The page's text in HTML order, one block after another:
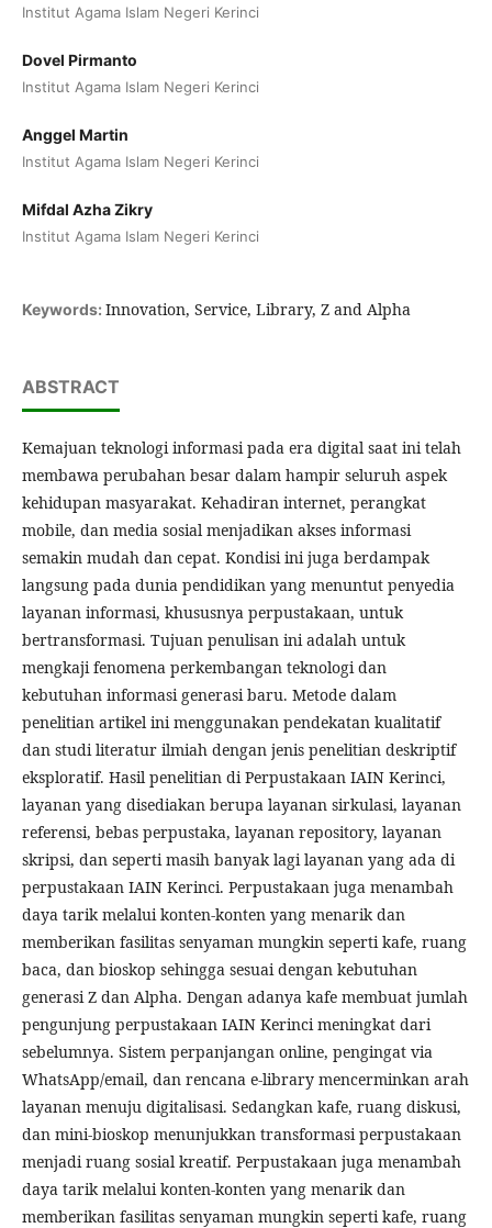
Institut Agama Islam Negeri Kerinci
Dovel Pirmanto
Institut Agama Islam Negeri Kerinci
Anggel Martin
Institut Agama Islam Negeri Kerinci
Mifdal Azha Zikry
Institut Agama Islam Negeri Kerinci
Keywords: Innovation, Service, Library, Z and Alpha
ABSTRACT
Kemajuan teknologi informasi pada era digital saat ini telah
membawa perubahan besar dalam hampir seluruh aspek
kehidupan masyarakat. Kehadiran internet, perangkat
mobile, dan media sosial menjadikan akses informasi
semakin mudah dan cepat. Kondisi ini juga berdampak
langsung pada dunia pendidikan yang menuntut penyedia
layanan informasi, khususnya perpustakaan, untuk
bertransformasi. Tujuan penulisan ini adalah untuk
mengkaji fenomena perkembangan teknologi dan
kebutuhan informasi generasi baru. Metode dalam
penelitian artikel ini menggunakan pendekatan kualitatif
dan studi literatur ilmiah dengan jenis penelitian deskriptif
eksploratif. Hasil penelitian di Perpustakaan IAIN Kerinci,
layanan yang disediakan berupa layanan sirkulasi, layanan
referensi, bebas perpustaka, layanan repository, layanan
skripsi, dan seperti masih banyak lagi layanan yang ada di
perpustakaan IAIN Kerinci. Perpustakaan juga menambah
daya tarik melalui konten-konten yang menarik dan
memberikan fasilitas senyaman mungkin seperti kafe, ruang
baca, dan bioskop sehingga sesuai dengan kebutuhan
generasi Z dan Alpha. Dengan adanya kafe membuat jumlah
pengunjung perpustakaan IAIN Kerinci meningkat dari
sebelumnya. Sistem perpanjangan online, pengingat via
WhatsApp/email, dan rencana e-library mencerminkan arah
layanan menuju digitalisasi. Sedangkan kafe, ruang diskusi,
dan mini-bioskop menunjukkan transformasi perpustakaan
menjadi ruang sosial kreatif. Perpustakaan juga menambah
daya tarik melalui konten-konten yang menarik dan
memberikan fasilitas senyaman mungkin seperti kafe, ruang